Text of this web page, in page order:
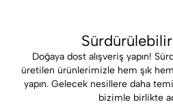
Doğaya dost alışveriş yapın!
üretilen ürünlerimizle hem şık
yapın. Gelecek nesillere daha
bizimle birlikte